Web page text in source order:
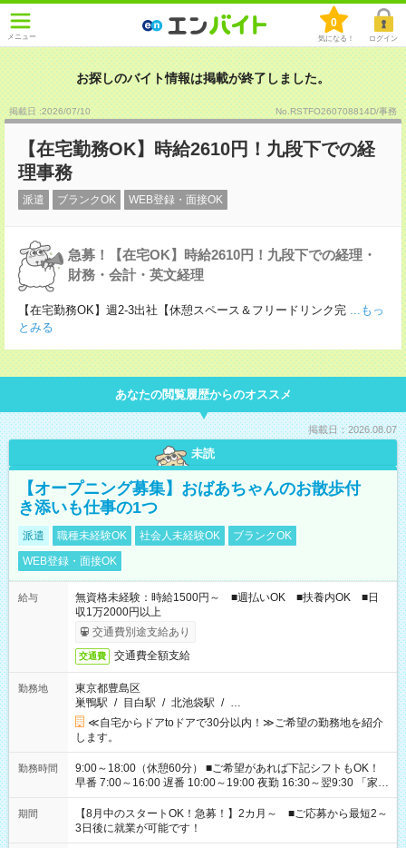
メニュー
0
気になる！ ログイン
お探しのバイト情報は掲載が終了しました。
掲載日 :2026/07/10 No.RSTFO260708814D/事務
【在宅勤務OK】時給2610円！九段下での経
理事務
派遣 ブランクOK WEB登録・面接OK
急募！【在宅OK】時給2610円！九段下での経理・
財務・会計・英文経理
【在宅勤務OK】週2-3出社【休憩スペース＆フリードリンク完 ...もっ
とみる
あなたの閲覧履歴からのオススメ
掲載日：2026.08.07
未読
【オープニング募集】おばあちゃんのお散歩付
き添いも仕事の1つ
派遣 職種未経験OK 社会人未経験OK
ブランクOK
WEB登録・面接OK
給与
無資格未経験：時給1500円～ ■週払いOK ■扶養内OK ■日
収1万2000円以上
交通費別途支給あり
交通費 交通費全額支給
勤務地
東京都豊島区
巣鴨駅 / 目白駅 / 北池袋駅 / …
≪自宅からドアtoドアで30分以内！≫ご希望の勤務地を紹介
します。
勤務時間
9:00～18:00（休憩60分） ■ご希望があれば下記シフトもOK！
早番 7:00～16:00 遅番 10:00～19:00 夜勤 16:30～翌9:30 「家族
と休みを合わせたい」 「余裕を持って夕飯の準備がしたい」
「できれば残業はしたくない」 など、ご希望を教えてください
ね。 ※Wワーク希望の方へ 今ご覧のお仕事で希望する勤務時間
と、もう1つのお仕事の勤務時間。 合計で週40時間を超える場
期間
【8月中のスタートOK！急募！】2カ月～ ■ご応募から最短2～
3日後に就業が可能です！